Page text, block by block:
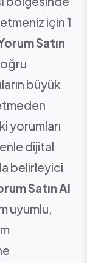
için1
Satın
büyük
yorumları
dijital
belirleyici
Satın Al
uyumlu,